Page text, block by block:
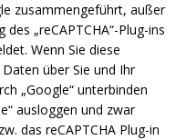
zusammengeführt, außer
„reCAPTCHA“-Plug-ins
Wenn Sie diese
über Sie und Ihr
„Google“ unterbinden
ausloggen und zwar
das reCAPTCHA Plug-in